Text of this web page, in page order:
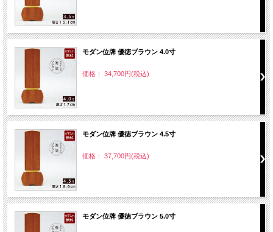
モダン位牌 優徳ブラウン 4.0寸
価格： 34,700円(税込)
モダン位牌 優徳ブラウン 4.5寸
価格： 37,700円(税込)
モダン位牌 優徳ブラウン 5.0寸